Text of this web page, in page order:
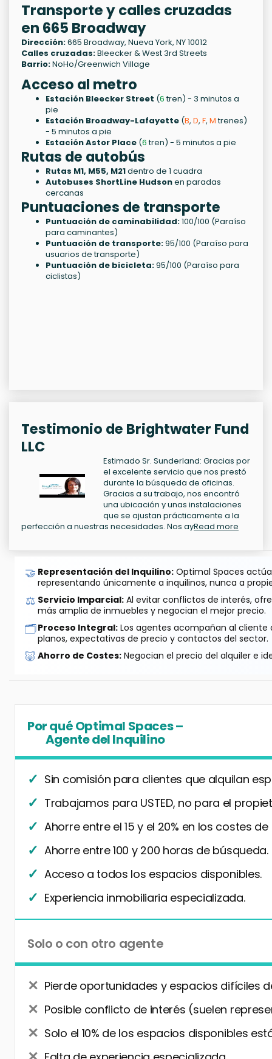
Transporte y calles cruzadas
en 665 Broadway
Dirección:665 Broadway, Nueva York, NY 10012
Calles cruzadas:Bleecker & West 3rd Streets
Barrio:NoHo/Greenwich Village
Acceso al metro
Estación Bleecker Street (6tren) - 3 minutos a
pie
Estación Broadway-Lafayette (B, D, F, Mtrenes)
- 5 minutos a pie
Estación Astor Place (6tren) - 5 minutos a pie
Rutas de autobús
Rutas M1, M55, M21dentro de 1 cuadra
Autobuses ShortLine Hudsonen paradas
cercanas
Puntuaciones de transporte
Puntuación de caminabilidad:100/100 (Paraíso
para caminantes)
Puntuación de transporte:95/100 (Paraíso para
usuarios de transporte)
Puntuación de bicicleta:95/100 (Paraíso para
ciclistas)
Testimonio de Brightwater Fund
LLC
Estimado Sr. Sunderland: Gracias por
el excelente servicio que nos prestó
durante la búsqueda de oficinas.
Gracias a su trabajo, nos encontró
una ubicación y unas instalaciones
que se ajustan prácticamente a la
perfección a nuestras necesidades. Nos ayRead more
🤝 Representación del Inquilino: Optimal Spaces
representando únicamente a inquilinos, nunca a
⚖️ Servicio Imparcial: Al evitar conflictos de interés,
más amplia de inmuebles y negocian el mejor precio.
🗂️Proceso Integral: Los agentes acompañan al
planos, expectativas de precio y contactos del sector.
🐷 Ahorro de Costes: Negocian el precio del alquiler e
Por qué Optimal Spaces –
Agente del Inquilino
Sin comisión para clientes que alquilan
Trabajamos para USTED, no para el
Ahorre entre el 15 y el 20% en los costes
Ahorre entre 100 y 200 horas de búsqueda.
Acceso a todos los espacios disponibles.
Experiencia inmobiliaria especializada.
Solo o con otro agente
Pierde oportunidades y espacios difíciles
Posible conflicto de interés (suelen
Solo el 10% de los espacios disponibles